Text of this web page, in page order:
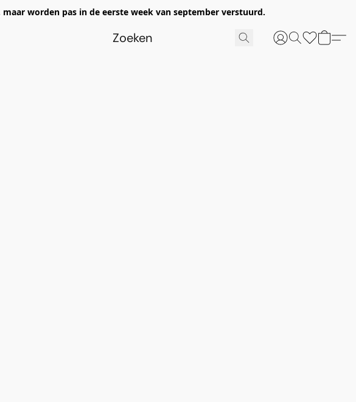
worden pas in de eerste week van september verstuurd.